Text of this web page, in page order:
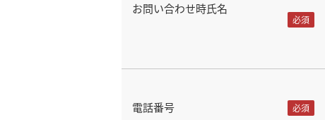
お問い合わせ時氏名
電話番号